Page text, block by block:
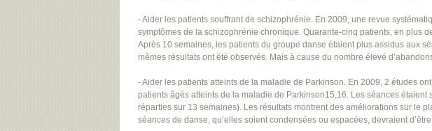
- Aider les patients souffrant de schizophrénie. En 2009, une revue
symptômes de la schizophrénie chronique. Quarante-cinq patients, en plus
Après 10 semaines, les patients du groupe danse étaient plus assidus aux
mêmes résultats ont été observés. Mais à cause du nombre élevé
- Aider les patients atteints de la maladie de Parkinson. En 2009, 2 études
patients âgés atteints de la maladie de Parkinson15,16. Les séances
réparties sur 13 semaines). Les résultats montrent des améliorations sur le
séances de danse, qu’elles soient condensées ou espacées, devraient